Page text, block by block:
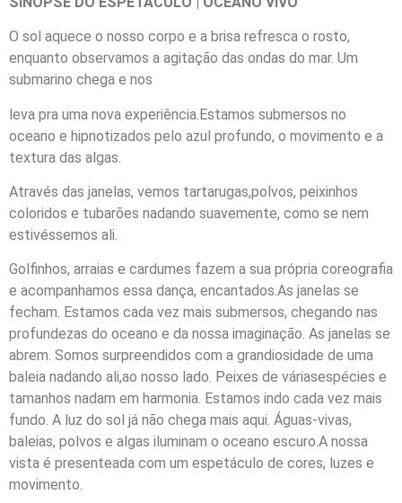
O sol aquece o nosso corpo e a brisa refresca o rosto,
enquanto observamos a agitação das ondas do mar. Um
submarino chega e nos
leva pra uma nova experiência.Estamos submersos no
oceano e hipnotizados pelo azul profundo, o movimento e a
textura das algas.
Através das janelas, vemos tartarugas,polvos, peixinhos
coloridos e tubarões nadando suavemente, como se nem
estivéssemos ali.
Golfinhos, arraias e cardumes fazem a sua própria coreografia
e acompanhamos essa dança, encantados.As janelas se
fecham. Estamos cada vez mais submersos, chegando nas
profundezas do oceano e da nossa imaginação. As janelas se
abrem. Somos surpreendidos com a grandiosidade de uma
baleia nadando ali,ao nosso lado. Peixes de váriasespécies e
tamanhos nadam em harmonia. Estamos indo cada vez mais
fundo. A luz do sol já não chega mais aqui. Águas-vivas,
baleias, polvos e algas iluminam o oceano escuro.A nossa
vista é presenteada com um espetáculo de cores, luzes e
movimento.